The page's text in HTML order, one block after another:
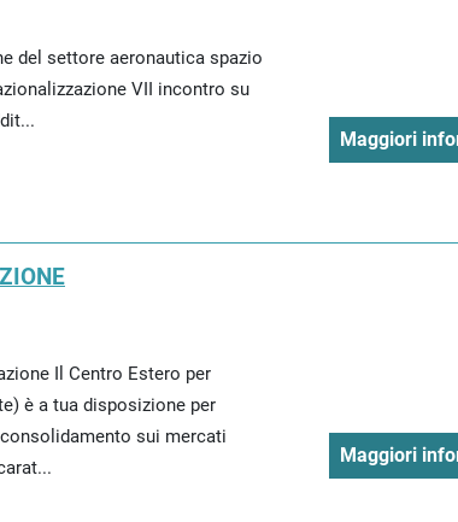
del settore aeronautica spazio
VII incontro su
Maggiori
Il Centro Estero per
è a tua disposizione per
sui mercati
Maggiori